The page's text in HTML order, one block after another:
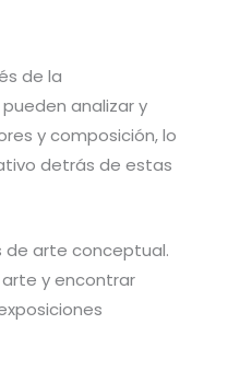
de la
analizar y
y composición, lo
detrás de estas
de arte conceptual.
y encontrar